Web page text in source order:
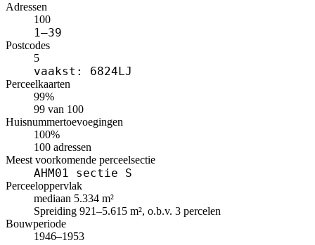
Adressen
100
1–39
Postcodes
5
vaakst: 6824LJ
Perceelkaarten
99%
99 van 100
Huisnummertoevoegingen
100%
100 adressen
Meest voorkomende perceelsectie
AHM01 sectie S
Perceeloppervlak
mediaan 5.334 m²
Spreiding 921–5.615 m², o.b.v. 3 percelen
Bouwperiode
1946–1953